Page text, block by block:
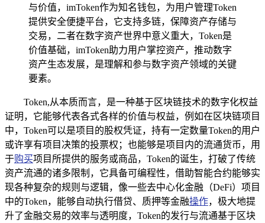
与价值，imToken作为知名钱包，为用户管理Token
提供安全便捷平台，它支持多链，保障资产存储与
交易，二者在数字资产世界中意义重大，Token是
价值基础，imToken助力用户掌控资产，推动数字
资产生态发展，是理解和参与数字资产领域的关键
要素。
Token,从本质而言，是一种基于区块链技术的数字化权益
证明，它能够代表各式各样的价值与权益，例如在区块链项目
中，Token可以是项目的股权凭证，持有一定数量Token的用户
或许享有项目决策的投票权；也能够是项目内的流通货币，用
于购买项目所提供的服务或商品，Token的诞生，打破了传统
资产流通的诸多限制，它具备可编程性，借助智能合约能够实
现各种复杂的规则与逻辑，像一些去中心化金融（DeFi）项目
中的Token，能够自动执行借贷、质押等金融操作，极大地提
升了金融交易的效率与透明度，Token的发行与流通基于区块